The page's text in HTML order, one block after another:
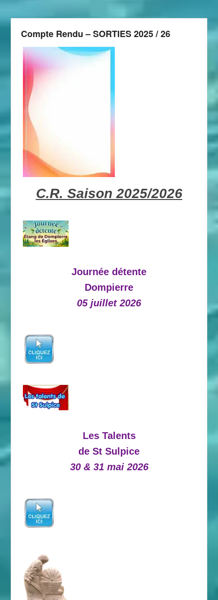
Compte Rendu – SORTIES 2025 / 26
C.R. Saison 2025/2026
Journée détente
Dompierre
05 juillet 2026
Les Talents
de St Sulpice
30 & 31 mai 2026